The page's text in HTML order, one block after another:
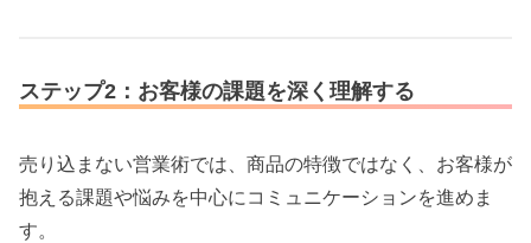
ステップ2：お客様の課題を深く理解する
売り込まない営業術では、商品の特徴ではなく、お客様が
抱える課題や悩みを中心にコミュニケーションを進めま
す。